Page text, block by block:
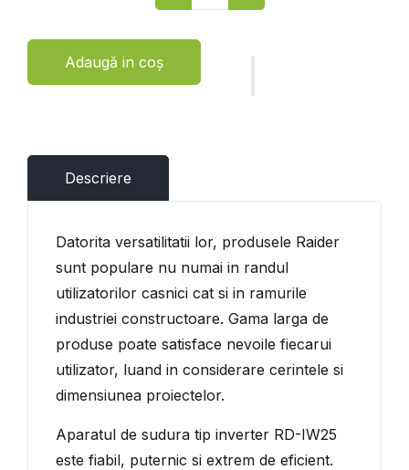
Adaugă in coş
Descriere
Datorita versatilitatii lor, produsele Raider
sunt populare nu numai in randul
utilizatorilor casnici cat si in ramurile
industriei constructoare. Gama larga de
produse poate satisface nevoile fiecarui
utilizator, luand in considerare cerintele si
dimensiunea proiectelor.
Aparatul de sudura tip inverter RD-IW25
este fiabil, puternic si extrem de eficient.